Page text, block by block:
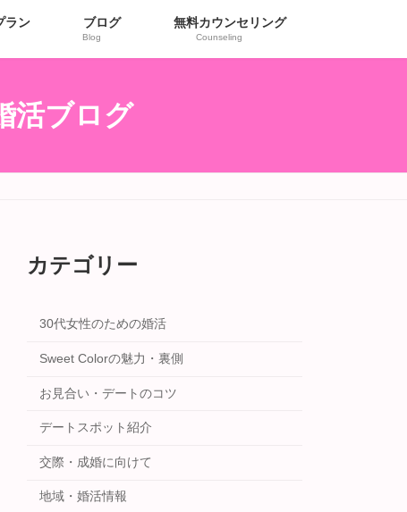
ラン ブログ
Blog
無料カウンセリング
Counseling
活ブログ
カテゴリー
30代女性のための婚活
Sweet Colorの魅力・裏側
お見合い・デートのコツ
デートスポット紹介
交際・成婚に向けて
地域・婚活情報